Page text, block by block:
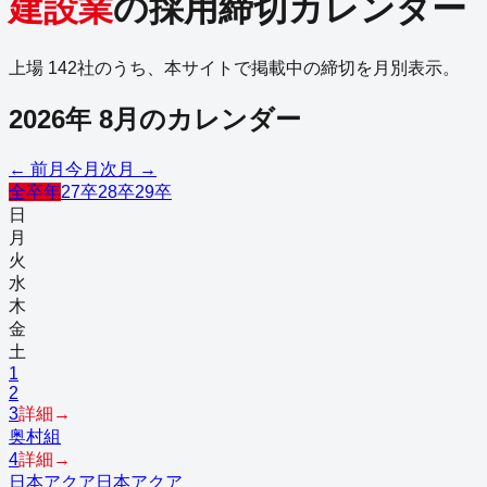
建設業の採用締切カレンダー
上場 142社のうち、本サイトで掲載中の締切を月別表示。
2026年 8月のカレンダー
← 前月 今月 次月 →
全卒年27卒28卒29卒
日
月
火
水
木
金
土
1
2
3詳細→
奥村組
4詳細→
日本アクア 日本アクア